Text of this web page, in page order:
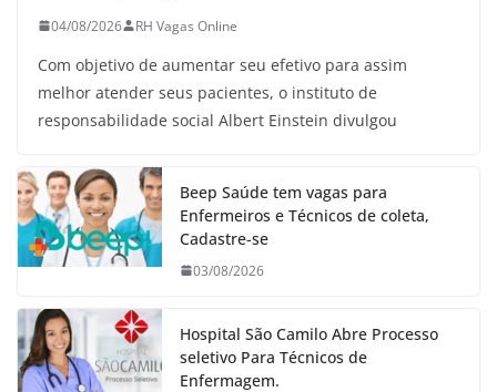
04/08/2026 RH Vagas Online
Com objetivo de aumentar seu efetivo para assim
melhor atender seus pacientes, o instituto de
responsabilidade social Albert Einstein divulgou
Beep Saúde tem vagas para
Enfermeiros e Técnicos de coleta,
Cadastre-se
03/08/2026
Hospital São Camilo Abre Processo
seletivo Para Técnicos de
Enfermagem.